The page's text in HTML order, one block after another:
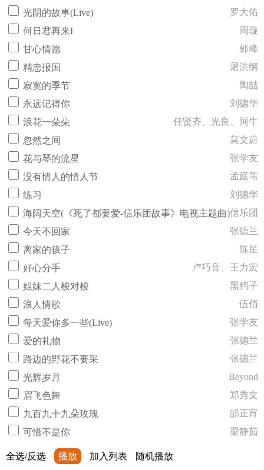
光阴的故事(Live)
罗大佑
何日君再来I
周璇
甘心情愿
郭峰
精忠报国
屠洪纲
寂寞的季节
陶喆
永远记得你
刘德华
浪花一朵朵
任贤齐、光良、阿牛
忽然之间
莫文蔚
花与琴的流星
张学友
没有情人的情人节
孟庭苇
练习
刘德华
海阔天空(《死了都要爱-信乐团故事》电视主题曲)信乐团
今天不回家
张德兰
离家的孩子
陈星
好心分手
卢巧音、王力宏
姐妹二人梭对梭
黑鸭子
浪人情歌
伍佰
每天爱你多一些(Live)
张学友
爱的礼物
张德兰
路边的野花不要采
张德兰
光辉岁月
Beyond
眉飞色舞
郑秀文
九百九十九朵玫瑰
邰正宵
可惜不是你
梁静茹
全选/反选 播放 加入列表 随机播放